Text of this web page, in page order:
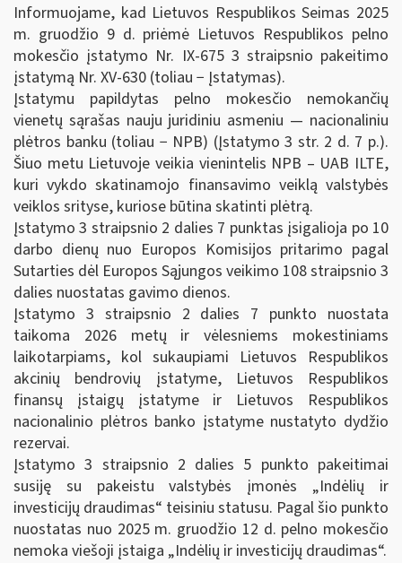
Informuojame, kad Lietuvos Respublikos Seimas 2025
m. gruodžio 9 d. priėmė Lietuvos Respublikos pelno
mokesčio įstatymo Nr. IX-675 3 straipsnio pakeitimo
įstatymą Nr. XV-630 (toliau − Įstatymas).
Įstatymu papildytas pelno mokesčio nemokančių
vienetų sąrašas nauju juridiniu asmeniu — nacionaliniu
plėtros banku (toliau − NPB) (Įstatymo 3 str. 2 d. 7 p.).
Šiuo metu Lietuvoje veikia vienintelis NPB – UAB ILTE,
kuri vykdo skatinamojo finansavimo veiklą valstybės
veiklos srityse, kuriose būtina skatinti plėtrą.
Įstatymo 3 straipsnio 2 dalies 7 punktas įsigalioja po 10
darbo dienų nuo Europos Komisijos pritarimo pagal
Sutarties dėl Europos Sąjungos veikimo 108 straipsnio 3
dalies nuostatas gavimo dienos.
Įstatymo 3 straipsnio 2 dalies 7 punkto nuostata
taikoma 2026 metų ir vėlesniems mokestiniams
laikotarpiams, kol sukaupiami Lietuvos Respublikos
akcinių bendrovių įstatyme, Lietuvos Respublikos
finansų įstaigų įstatyme ir Lietuvos Respublikos
nacionalinio plėtros banko įstatyme nustatyto dydžio
rezervai.
Įstatymo 3 straipsnio 2 dalies 5 punkto pakeitimai
susiję su pakeistu valstybės įmonės „Indėlių ir
investicijų draudimas“ teisiniu statusu. Pagal šio punkto
nuostatas nuo 2025 m. gruodžio 12 d. pelno mokesčio
nemoka viešoji įstaiga „Indėlių ir investicijų draudimas“.